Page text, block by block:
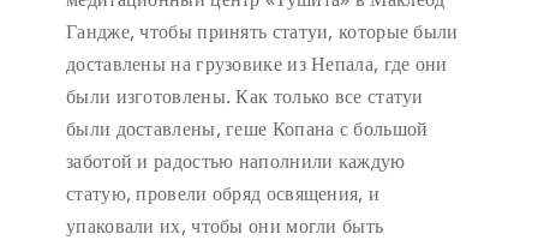
Гандже, чтобы принять статуи, которые были
доставлены на грузовике из Непала, где они
были изготовлены. Как только все статуи
были доставлены, геше Копана с большой
заботой и радостью наполнили каждую
статую, провели обряд освящения, и
упаковали их, чтобы они могли быть